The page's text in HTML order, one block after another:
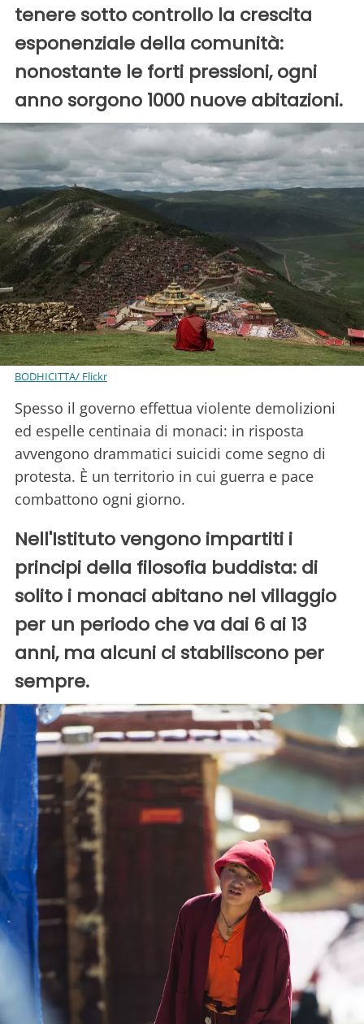
tenere sotto controllo la crescita
esponenziale della comunità:
nonostante le forti pressioni, ogni
anno sorgono 1000 nuove abitazioni.
BODHICITTA/ Flickr
Spesso il governo effettua violente demolizioni
ed espelle centinaia di monaci: in risposta
avvengono drammatici suicidi come segno di
protesta. È un territorio in cui guerra e pace
combattono ogni giorno.
Nell'Istituto vengono impartiti i
principi della filosofia buddista: di
solito i monaci abitano nel villaggio
per un periodo che va dai 6 ai 13
anni, ma alcuni ci stabiliscono per
sempre.